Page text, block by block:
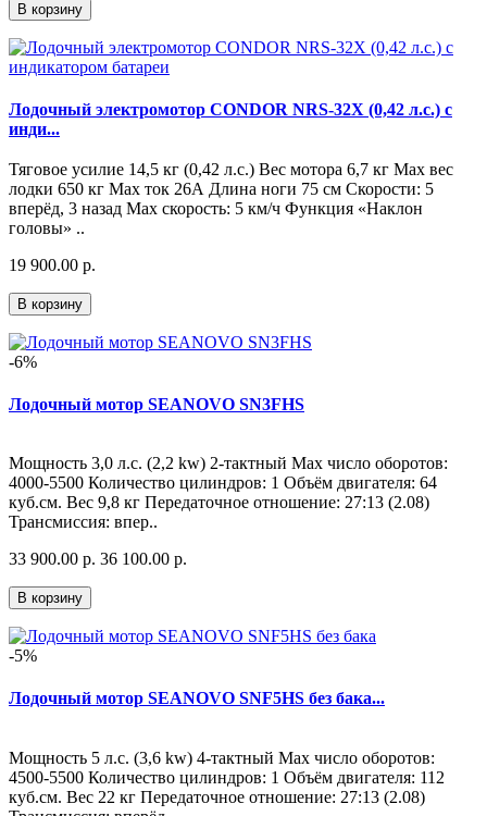
В корзину
Лодочный электромотор CONDOR NRS-32X (0,42 л.с.) с
инди...
Тяговое усилие 14,5 кг (0,42 л.с.) Вес мотора 6,7 кг Мах вес
лодки 650 кг Мах ток 26А Длина ноги 75 см Скорости: 5
вперёд, 3 назад Мах скорость: 5 км/ч Функция «Наклон
головы» ..
19 900.00 р.
В корзину
-6%
Лодочный мотор SEANOVO SN3FHS
Мощность 3,0 л.с. (2,2 kw) 2-тактный Мах число оборотов:
4000-5500 Количество цилиндров: 1 Объём двигателя: 64
куб.см. Вес 9,8 кг Передаточное отношение: 27:13 (2.08)
Трансмиссия: впер..
33 900.00 р. 36 100.00 р.
В корзину
-5%
Лодочный мотор SEANOVO SNF5HS без бака...
Мощность 5 л.с. (3,6 kw) 4-тактный Мах число оборотов:
4500-5500 Количество цилиндров: 1 Объём двигателя: 112
куб.см. Вес 22 кг Передаточное отношение: 27:13 (2.08)